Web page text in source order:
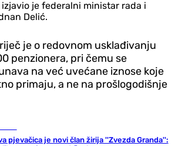
je federalni ministar rada i
Delić.
je o redovnom usklađivanju
penzionera, pri čemu se
na već uvećane iznose koje
primaju, a ne na prošlogodišnje
pjevačica je novi član žirija ''Zvezda Granda'':